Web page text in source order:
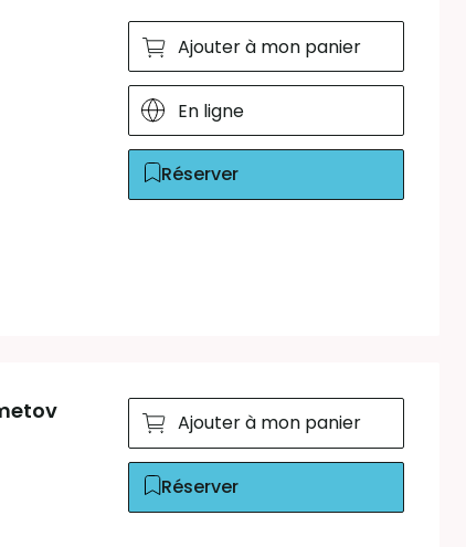
Ajouter à mon panier
En ligne
Réserver
Ajouter à mon panier
Réserver